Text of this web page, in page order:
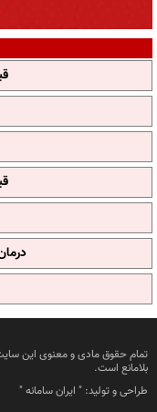
تمام حقوق مادی و معنوی این
بلامانع است.
طراحی و تولید: " ایران سامانه"